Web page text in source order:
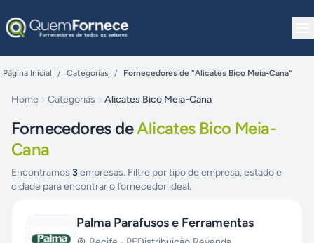
Página Inicial / Categorias / Fornecedores de "Alicates Bico Meia-Cana"
Home Categorias Alicates Bico Meia-Cana
Fornecedores deAlicates Bico Meia-
Cana
Encontramos 3 empresas. Filtre por tipo de empresa, estado e
cidade para encontrar o fornecedor ideal.
Palma Parafusos e Ferramentas